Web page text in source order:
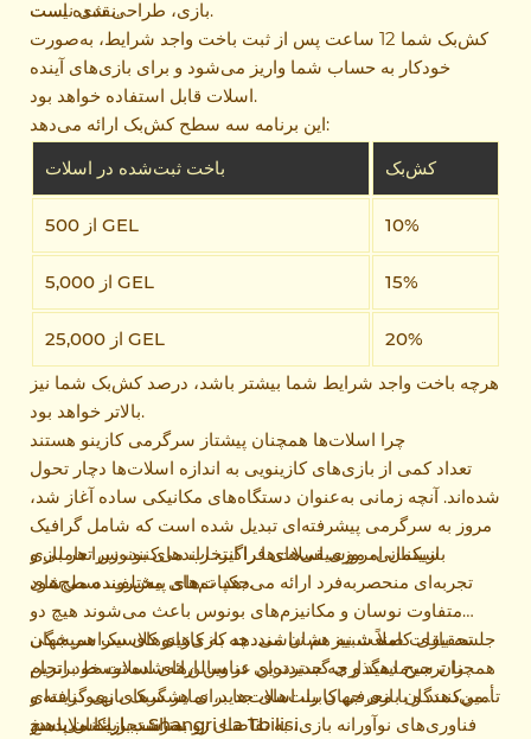
بازی، طراحی شده است.
نقدی نیست.
کش‌بک شما 12 ساعت پس از ثبت باخت واجد شرایط، به‌صورت
خودکار به حساب شما واریز می‌شود و برای بازی‌های آینده
اسلات قابل استفاده خواهد
بود.
این برنامه سه سطح کش‌بک ارائه می‌دهد:
باخت ثبت‌شده در اسلات
کش‌بک
از 500 GEL 10%
از 5,000 GEL 15%
از 25,000 GEL
20%
هرچه باخت واجد شرایط شما بیشتر باشد، درصد کش‌بک شما نیز
بالاتر خواهد بود.
چرا اسلات‌ها همچنان پیشتاز سرگرمی کازینو هستند
تعداد کمی از بازی‌های کازینویی به اندازه اسلات‌ها دچار تحول
شده‌اند. آنچه زمانی به‌عنوان دستگاه‌های مکانیکی ساده آغاز شد،
امروز به سرگرمی پیشرفته‌ای تبدیل شده است که شامل گرافیک
سینمایی، موسیقی‌های فراگیر، راندهای بونوس تعاملی و
جکپات‌های پیش‌رونده می‌شود.
بازیکنان امروزی اسلات‌ها را انتخاب می‌کنند، زیرا هر بازی
تجربه‌ای منحصربه‌فرد ارائه می‌دهد. تم‌های مختلف، سطح‌های
متفاوت نوسان و مکانیزم‌های بونوس باعث می‌شوند هیچ دو
جلسه بازی کاملاً شبیه هم نباشند. چه بازی‌های کلاسیک همیشگی
را ترجیح دهید و چه جدیدترین عناوین ارائه‌شده توسط برترین
تأمین‌کنندگان بازی جهان را، اسلات‌ها برای هر سبک بازی گزینه‌ای
مناسب ارائه می‌دهند.
تحقیقات صنعت نیز نشان می‌دهد که کازینوهای سراسر جهان
همچنان سرمایه‌گذاری گسترده‌ای در سالن‌های اسلات خود انجام
می‌دهند و با معرفی کابینت‌های جدید، نمایشگرهای بهبودیافته و
فناوری‌های نوآورانه بازی، به تقاضای رو به رشد بازیکنان پاسخ
تجربه اسلات در Shangri La Tbilisi